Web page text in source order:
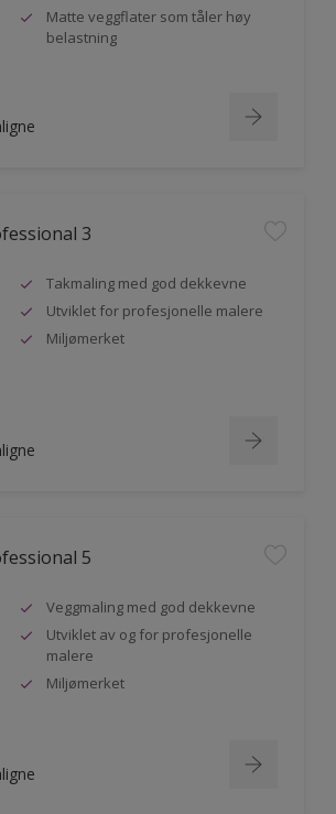
Matte veggflater som tåler høy
belastning
3
Takmaling med god dekkevne
Utviklet for profesjonelle malere
Miljømerket
5
Veggmaling med god dekkevne
Utviklet av og for profesjonelle
malere
Miljømerket